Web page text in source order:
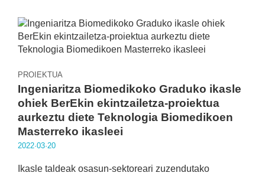
PROIEKTUA
Ingeniaritza Biomedikoko Graduko ikasle
ohiek BerEkin ekintzailetza-proiektua
aurkeztu diete Teknologia Biomedikoen
Masterreko ikasleei
2022·03·20
Ikasle taldeak osasun-sektoreari zuzendutako